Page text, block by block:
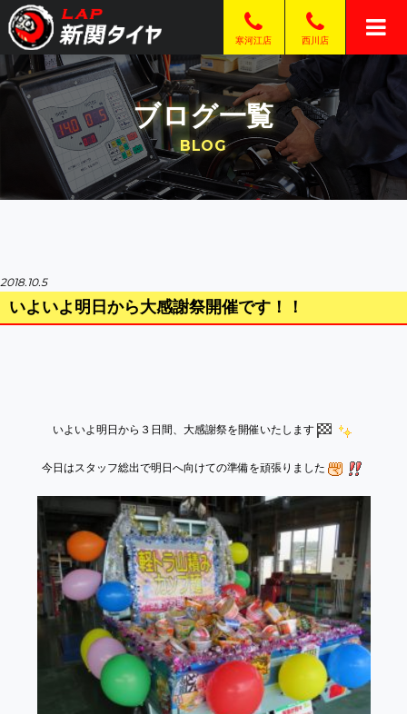
寒河江店 西川店
ブログ一覧
BLOG
2018.10.5
いよいよ明日から大感謝祭開催です！！
いよいよ明日から３日間、大感謝祭を開催いたします
今日はスタッフ総出で明日へ向けての準備を頑張りました